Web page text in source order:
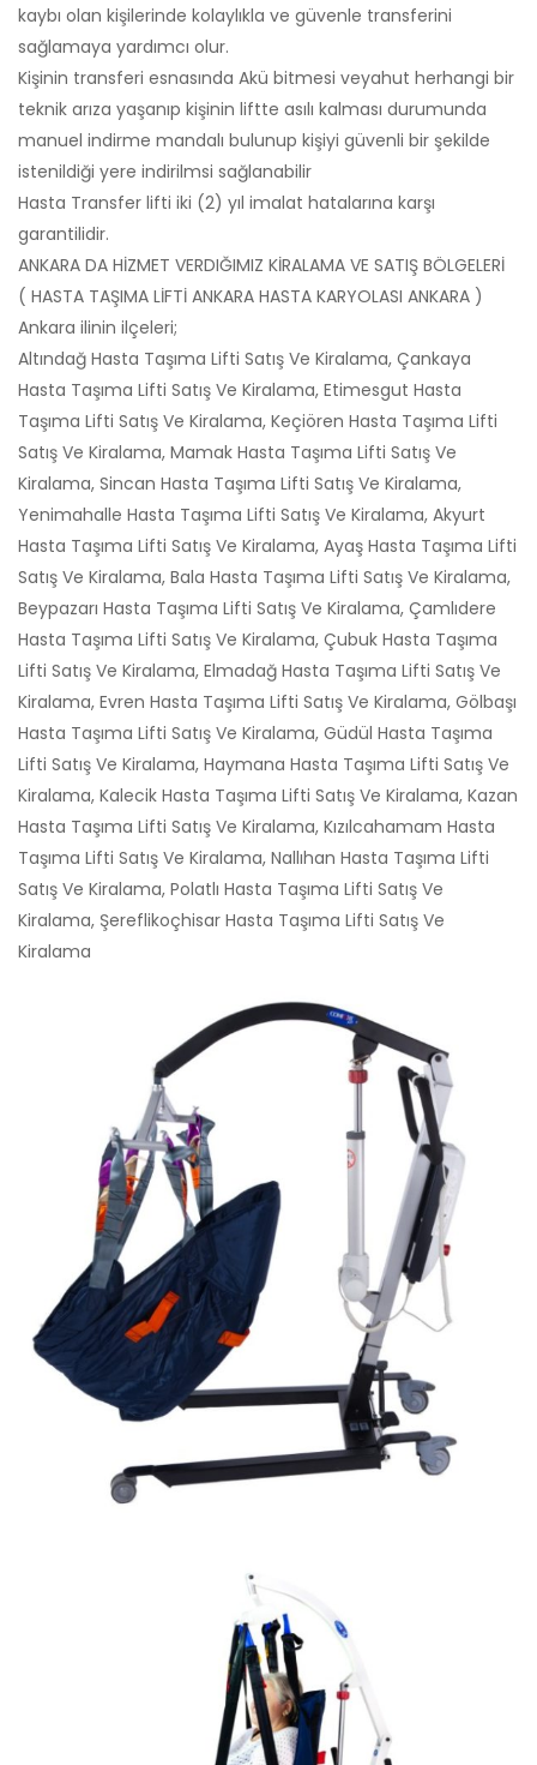
kaybı olan kişilerinde kolaylıkla ve güvenle transferini
sağlamaya yardımcı olur.
Kişinin transferi esnasında Akü bitmesi veyahut herhangi bir
teknik arıza yaşanıp kişinin liftte asılı kalması durumunda
manuel indirme mandalı bulunup kişiyi güvenli bir şekilde
istenildiği yere indirilmsi sağlanabilir
Hasta Transfer lifti iki (2) yıl imalat hatalarına karşı
garantilidir.
ANKARA DA HİZMET VERDIĞIMIZ KİRALAMA VE SATIŞ BÖLGELERİ
( HASTA TAŞIMA LİFTİ ANKARA HASTA KARYOLASI ANKARA )
Ankara ilinin ilçeleri;
Altındağ Hasta Taşıma Lifti Satış Ve Kiralama, Çankaya
Hasta Taşıma Lifti Satış Ve Kiralama, Etimesgut Hasta
Taşıma Lifti Satış Ve Kiralama, Keçiören Hasta Taşıma Lifti
Satış Ve Kiralama, Mamak Hasta Taşıma Lifti Satış Ve
Kiralama, Sincan Hasta Taşıma Lifti Satış Ve Kiralama,
Yenimahalle Hasta Taşıma Lifti Satış Ve Kiralama, Akyurt
Hasta Taşıma Lifti Satış Ve Kiralama, Ayaş Hasta Taşıma Lifti
Satış Ve Kiralama, Bala Hasta Taşıma Lifti Satış Ve Kiralama,
Beypazarı Hasta Taşıma Lifti Satış Ve Kiralama, Çamlıdere
Hasta Taşıma Lifti Satış Ve Kiralama, Çubuk Hasta Taşıma
Lifti Satış Ve Kiralama, Elmadağ Hasta Taşıma Lifti Satış Ve
Kiralama, Evren Hasta Taşıma Lifti Satış Ve Kiralama, Gölbaşı
Hasta Taşıma Lifti Satış Ve Kiralama, Güdül Hasta Taşıma
Lifti Satış Ve Kiralama, Haymana Hasta Taşıma Lifti Satış Ve
Kiralama, Kalecik Hasta Taşıma Lifti Satış Ve Kiralama, Kazan
Hasta Taşıma Lifti Satış Ve Kiralama, Kızılcahamam Hasta
Taşıma Lifti Satış Ve Kiralama, Nallıhan Hasta Taşıma Lifti
Satış Ve Kiralama, Polatlı Hasta Taşıma Lifti Satış Ve
Kiralama, Şereflikoçhisar Hasta Taşıma Lifti Satış Ve
Kiralama